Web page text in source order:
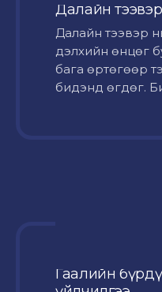
Далайн тээвэр
Далайн тээвэр
дэлхийн өнцөг
бага өртөгөөр
бидэнд өгдөг.
Гаалийн